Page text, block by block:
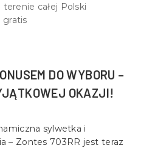
całej Polski
gratis
DO WYBORU –
OKAZJI!
sylwetka i
– Zontes 703RR jest teraz